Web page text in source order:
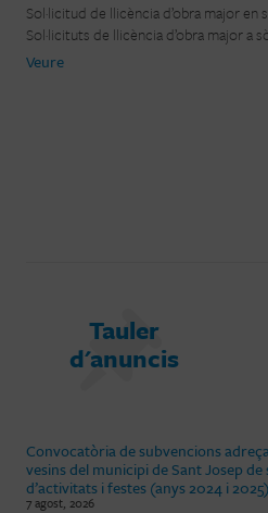
Sol·licitud de llicència d’obra major en
Sol·licituts de llicència d’obra major a
Veure
Tauler
d'anuncis
Convocatòria de subvencions
vesins del municipi de Sant Josep de
d’activitats i festes (anys 2024 i 2025)
7 agost, 2026